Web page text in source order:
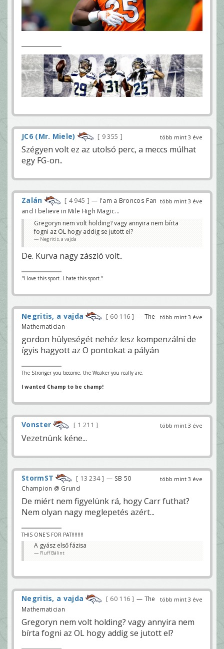
több mint 3 éve
JC6 (Mr. Miele) 9 355
Szégyen volt ez az utolsó perc, a meccs múlhat
egy FG-on..
több mint 3 éve
Zalán 4 945
— I'am a Broncos Fan
and I believe in Mile High Magic...
Gregoryn nem volt holding? vagy annyira nem bírta
fogni az OL hogy addig se jutott el?
Negritis, a vajda
De. Kurva nagy zászló volt..
"I love this sport. I hate this sport."
több mint 3 éve
Negritis, a vajda 60 116
— The
Mathematician
gordon hülyeségét nehéz lesz kompenzálni de
ígyis hagyott az O pontokat a pályán
The Stronger you become, the Weaker you really are.
I wanted Champ to be champ!
több mint 3 éve
Vonster 1 211
Vezetnünk kéne...
több mint 3 éve
StormST 13 234
— SB 50
Champion @ Grund
De miért nem figyelünk rá, hogy Carr futhat?
Nem olyan nagy meglepetés azért...
THIS ONE'S FOR PAT!!!!!!!!
A gyász első fázisa
Ruff Bálint
több mint 3 éve
Negritis, a vajda 60 116
— The
Mathematician
Gregoryn nem volt holding? vagy annyira nem
bírta fogni az OL hogy addig se jutott el?